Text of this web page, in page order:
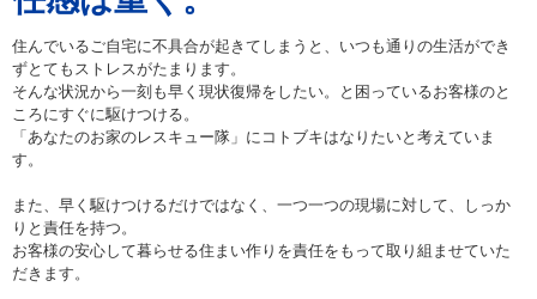
住んでいるご自宅に不具合が起きてしまうと、いつも通りの生活ができ
ずとてもストレスがたまります。
そんな状況から一刻も早く現状復帰をしたい。と困っているお客様のと
ころにすぐに駆けつける。
「あなたのお家のレスキュー隊」にコトブキはなりたいと考えていま
す。
また、早く駆けつけるだけではなく、一つ一つの現場に対して、しっか
りと責任を持つ。
お客様の安心して暮らせる住まい作りを責任をもって取り組ませていた
だきます。